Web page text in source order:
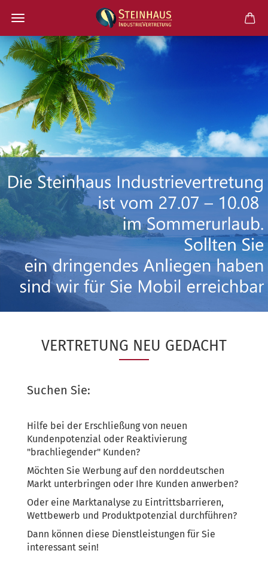
VERTRETUNG NEU GEDACHT
Suchen Sie:
Hilfe bei der Erschließung von neuen
Kundenpotenzial oder Reaktivierung
"brachliegender" Kunden?
Möchten Sie Werbung auf den norddeutschen
Markt unterbringen oder Ihre Kunden anwerben?
Oder eine Marktanalyse zu Eintrittsbarrieren,
Wettbewerb und Produktpotenzial durchführen?
Dann können diese Dienstleistungen für Sie
interessant sein!